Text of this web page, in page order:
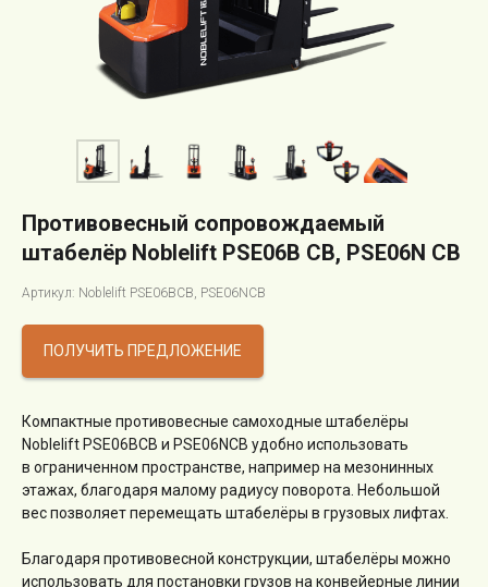
Противовесный сопровождаемый
штабелёр Noblelift PSE06B CB, PSE06N CB
Артикул: Noblelift PSE06BCB, PSE06NCB
ПОЛУЧИТЬ ПРЕДЛОЖЕНИЕ
Компактные противовесные самоходные штабелёры
Noblelift PSE06BCB и PSE06NCB удобно использовать
в ограниченном пространстве, например на мезонинных
этажах, благодаря малому радиусу поворота. Небольшой
вес позволяет перемещать штабелёры в грузовых лифтах.
Благодаря противовесной конструкции, штабелёры можно
использовать для постановки грузов на конвейерные линии